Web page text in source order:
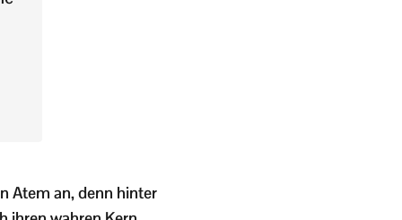
Atem an, denn hinter